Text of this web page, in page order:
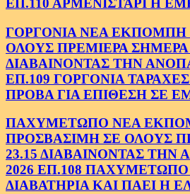
ΕΠ.110 ΑΡΜΕΝΙΣΤΑΡΙ Η
ΓΟΡΓΟΝΙΑ ΝΕΑ ΕΚΠΟΜΠΗ
ΟΛΟΥΣ ΠΡΕΜΙΕΡΑ ΣΗΜΕΡΑ
ΔΙΑΒΑΙΝΟΝΤΑΣ ΤΗΝ
ΕΠ.109 ΓΟΡΓΟΝΙΑ
ΠΡΟΒΑ ΓΙΑ ΕΠΙΘΕΣΗ ΣΕ
ΠΑΧΥΜΕΤΩΠΟ ΝΕΑ
ΠΡΟΣΒΑΣΙΜΗ ΣΕ ΟΛΟΥΣ
23.15 ΔΙΑΒΑΙΝΟΝΤΑΣ ΤΗΝ
2026 ΕΠ.108
ΔΙΑΒΑΤΗΡΙΑ ΚΑΙ ΠΑΕΙ Η